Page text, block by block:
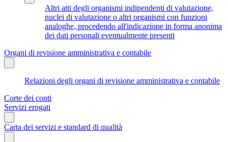
Altri atti degli organismi indipendenti di valutazione,
nuclei di valutazione o altri organismi con funzioni
analoghe, procedendo all'indicazione in forma anonima
dei dati personali eventualmente presenti
Organi di revisione amministrativa e contabile
Relazioni degli organi di revisione amministrativa e contabile
Corte dei conti
Servizi erogati
Carta dei servizi e standard di qualità